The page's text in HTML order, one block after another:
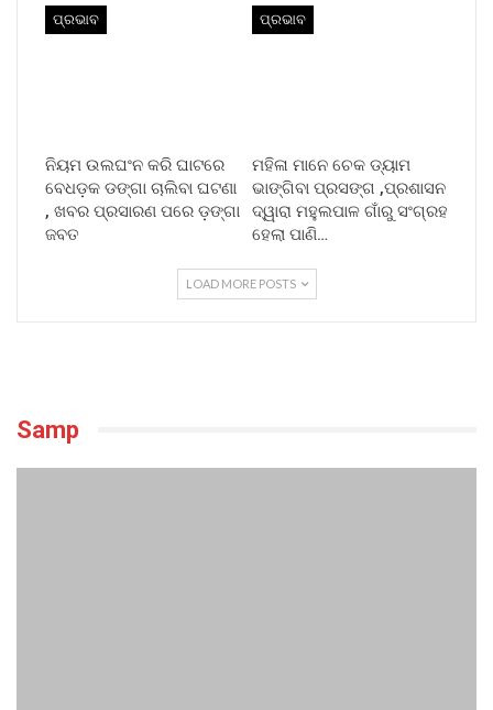
ପ୍ରଭାବ
ନିୟମ ଉଲଘଂନ କରି ଘାଟରେ
ବେଧଡ଼କ ଡଙ୍ଗା ଚାଲିବା ଘଟଣା
, ଖବର ପ୍ରସାରଣ ପରେ ଡ଼ଙ୍ଗା
ଜବତ
ପ୍ରଭାବ
ମହିଳା ମାନେ ଚେକ ଡ୍ୟାମ
ଭାଙ୍ଗିବା ପ୍ରସଙ୍ଗ ,ପ୍ରଶାସନ
ଦ୍ୱାରା ମହୁଲପାଳ ଗାଁରୁ ସଂଗ୍ରହ
ହେଲା ପାଣି…
LOAD MORE POSTS
Samp